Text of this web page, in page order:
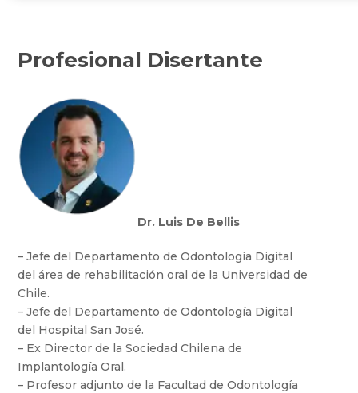
Profesional Disertante
Dr. Luis De Bellis
– Jefe del Departamento de Odontología Digital
del área de rehabilitación oral de la Universidad de
Chile.
– Jefe del Departamento de Odontología Digital
del Hospital San José.
– Ex Director de la Sociedad Chilena de
Implantología Oral.
– Profesor adjunto de la Facultad de Odontología